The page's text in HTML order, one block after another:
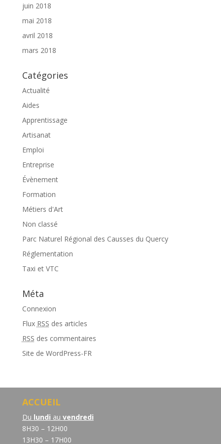
juin 2018
mai 2018
avril 2018
mars 2018
Catégories
Actualité
Aides
Apprentissage
Artisanat
Emploi
Entreprise
Évènement
Formation
Métiers d'Art
Non classé
Parc Naturel Régional des Causses du Quercy
Réglementation
Taxi et VTC
Méta
Connexion
Flux RSS des articles
RSS des commentaires
Site de WordPress-FR
ACCUEIL
Du lundi au vendredi
8H30 – 12H00
13H30 – 17H00